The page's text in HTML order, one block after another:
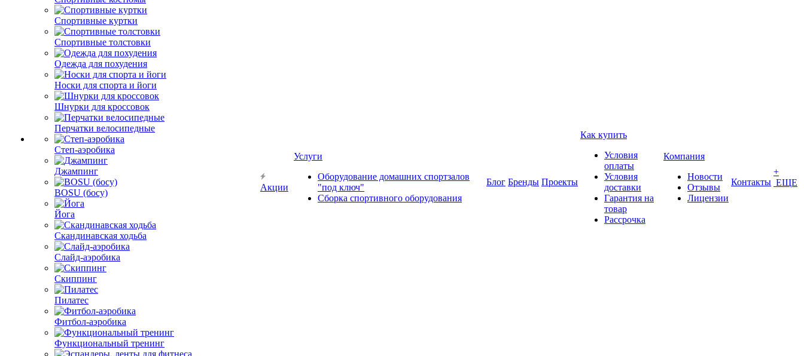
Спортивные куртки
Спортивные толстовки
Одежда для похудения
Носки для спорта и йоги
Шнурки для кроссовок
Перчатки велосипедные
Степ-аэробика
Джампинг
BOSU (босу)
Йога
Скандинавская ходьба
Слайд-аэробика
Скиппинг
Пилатес
Фитбол-аэробика
Функциональный тренинг
Акции
Услуги
Оборудование домашних спортзалов
"под ключ"
Сборка спортивного оборудования
Блог Бренды Проекты
Как купить
Условия
оплаты
Условия
доставки
Гарантия на
товар
Рассрочка
Компания
Новости
Отзывы
Лицензии
Контакты
+
ЕЩЕ